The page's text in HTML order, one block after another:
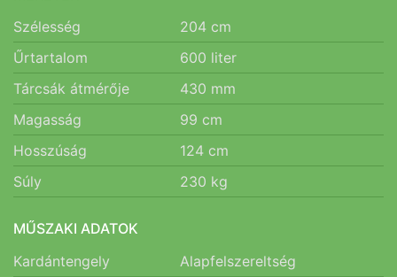
Szélesség
204 cm
Űrtartalom
600 liter
Tárcsák átmérője
430 mm
Magasság
99 cm
Hosszúság
124 cm
Súly
230 kg
MŰSZAKI ADATOK
Kardántengely
Alapfelszereltség